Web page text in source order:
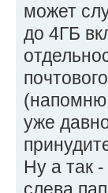
может
до 4ГБ
(напомню
уже
Ну а так
слева